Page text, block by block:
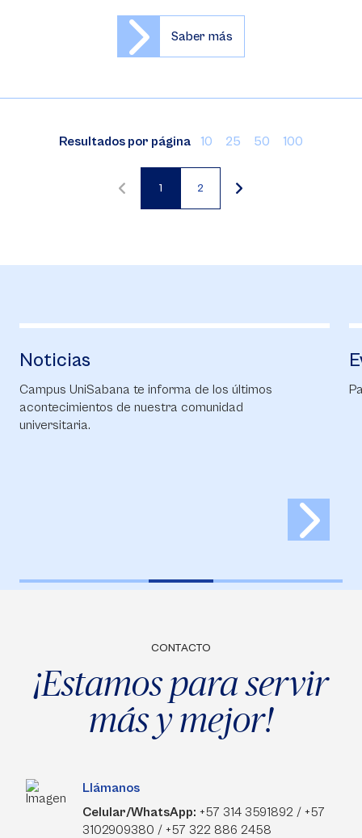
Saber más
Resultados por página 10 25 50 100
Página
1
Página
2
Noticias
Campus UniSabana te informa de los últimos
acontecimientos de nuestra comunidad
universitaria.
CONTACTO
¡Estamos para servir
más y mejor!
Llámanos
Celular/WhatsApp: +57 314 3591892 / +57
3102909380 / +57 322 886 2458